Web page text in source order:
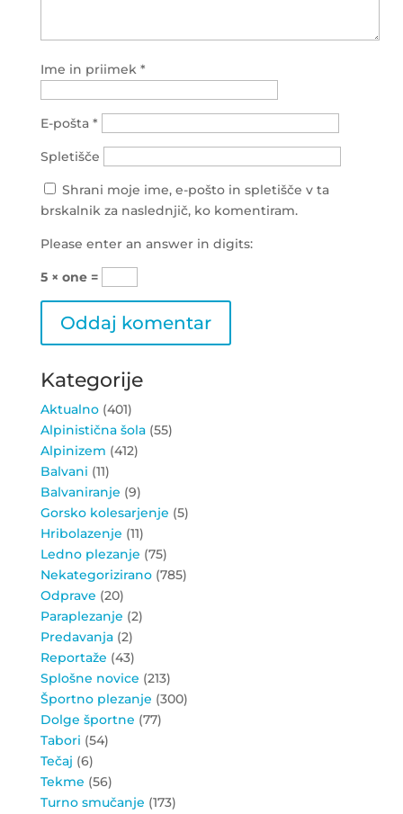
Ime in priimek *
E-pošta *
Spletišče
Shrani moje ime, e-pošto in spletišče v ta
brskalnik za naslednjič, ko komentiram.
Please enter an answer in digits:
5 × one =
Kategorije
Aktualno(401)
Alpinistična šola(55)
Alpinizem (412)
Balvani (11)
Balvaniranje (9)
Gorsko kolesarjenje (5)
Hribolazenje (11)
Ledno plezanje (75)
Nekategorizirano(785)
Odprave (20)
Paraplezanje (2)
Predavanja(2)
Reportaže (43)
Splošne novice (213)
Športno plezanje (300)
Dolge športne (77)
Tabori (54)
Tečaj (6)
Tekme (56)
Turno smučanje (173)